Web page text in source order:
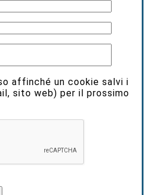
affinché un cookie salvi i
sito web) per il prossimo